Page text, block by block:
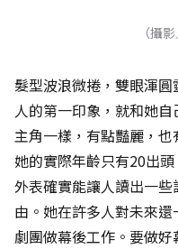
（攝
髮型波浪微捲，雙眼渾
人的第一印象，就和她
主角一樣，有點豔麗，也
她的實際年齡只有20出頭
外表確實能讓人讀出一
由。她在許多人對未來
劇團做幕後工作。要做